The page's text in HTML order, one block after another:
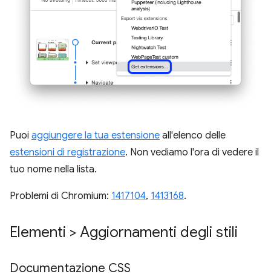
Puoi aggiungere la tua estensione all'elenco delle
estensioni di registrazione. Non vediamo l'ora di vedere il
tuo nome nella lista.
Problemi di Chromium: 1417104, 1413168.
Elementi > Aggiornamenti degli stili
Documentazione CSS